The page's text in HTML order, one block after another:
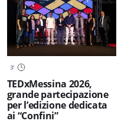
3'
TEDxMessina 2026,
grande partecipazione
per l’edizione dedicata
ai “Confini”